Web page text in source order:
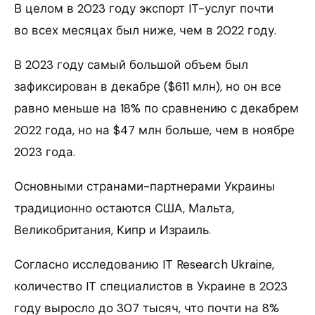
В целом в 2023 году экспорт IT-услуг почти
во всех месяцах был ниже, чем в 2022 году.
В 2023 году самый большой объем был
зафиксирован в декабре ($611 млн), но он все
равно меньше на 18% по сравнению с декабрем
2022 года, но на $47 млн больше, чем в ноябре
2023 года.
Основными странами-партнерами Украины
традиционно остаются США, Мальта,
Великобритания, Кипр и Израиль.
Согласно исследованию IT Research Ukraine,
количество IT специалистов в Украине в 2023
году выросло до 307 тысяч, что почти на 8%